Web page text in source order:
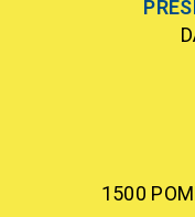
1500